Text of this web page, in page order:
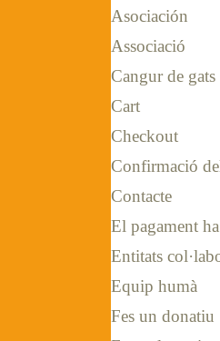
Asociación
Associació
Cangur de gats
Cart
Checkout
Confirmació
Contacte
El pagament
Entitats
Equip humà
Fes un donatiu